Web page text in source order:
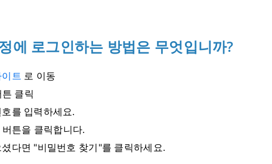
에 로그인하는 방법은 무엇입니까?
트 로 이동
클릭
를 입력하세요.
튼을 클릭합니다.
다면 "비밀번호 찾기"를 클릭하세요.